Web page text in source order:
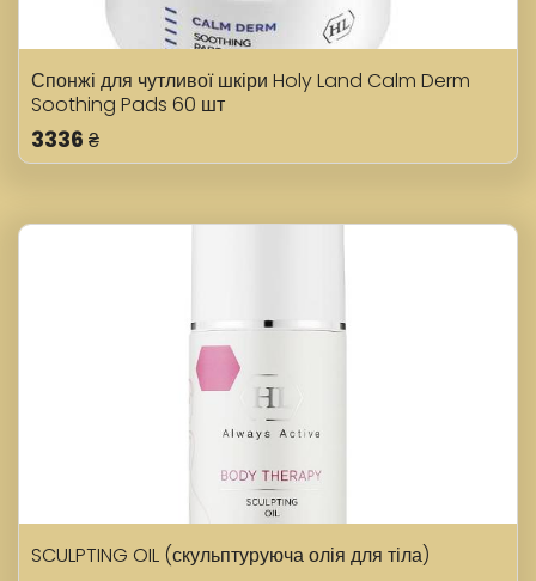
Спонжі для чутливої шкіри Holy Land Calm Derm
Soothing Pads 60 шт
3336 ₴
SCULPTING OIL (скульптуруюча олія для тіла)